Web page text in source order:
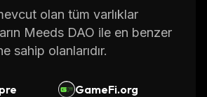
olan tüm varlıklar
Meeds DAO ile en benzer
sahip olanlarıdır.
GameFi.org